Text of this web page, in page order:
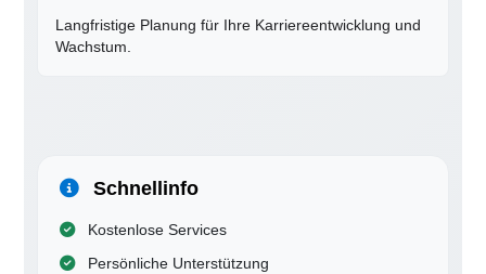
Langfristige Planung für Ihre Karriereentwicklung und
Wachstum.
Schnellinfo
Kostenlose Services
Persönliche Unterstützung